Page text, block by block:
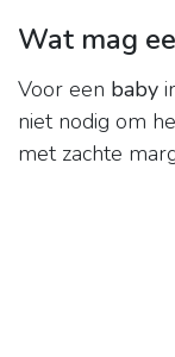
Wat mag
Voor een baby
niet nodig om
met zachte